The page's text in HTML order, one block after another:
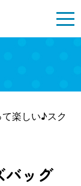
て楽しい♪スク
ッグ